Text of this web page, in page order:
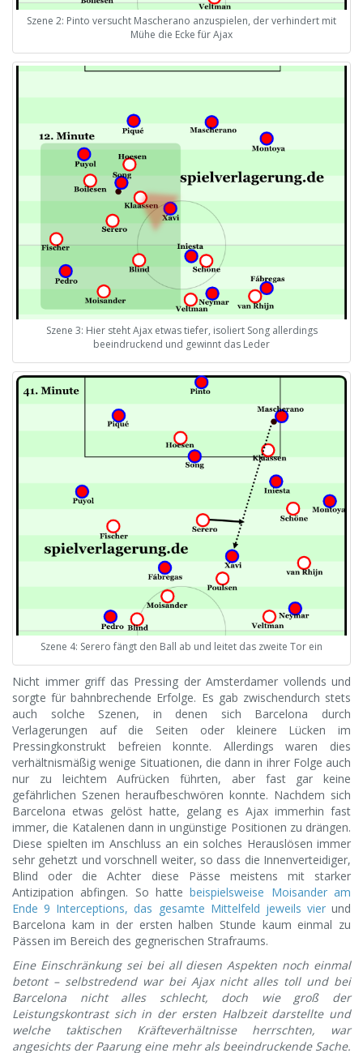
Szene 2: Pinto versucht Mascherano anzuspielen, der verhindert mit
Mühe die Ecke für Ajax
Szene 3: Hier steht Ajax etwas tiefer, isoliert Song allerdings
beeindruckend und gewinnt das Leder
Szene 4: Serero fängt den Ball ab und leitet das zweite Tor ein
Nicht immer griff das Pressing der Amsterdamer vollends und
sorgte für bahnbrechende Erfolge. Es gab zwischendurch stets
auch solche Szenen, in denen sich Barcelona durch
Verlagerungen auf die Seiten oder kleinere Lücken im
Pressingkonstrukt befreien konnte. Allerdings waren dies
verhältnismäßig wenige Situationen, die dann in ihrer Folge auch
nur zu leichtem Aufrücken führten, aber fast gar keine
gefährlichen Szenen heraufbeschwören konnte. Nachdem sich
Barcelona etwas gelöst hatte, gelang es Ajax immerhin fast
immer, die Katalenen dann in ungünstige Positionen zu drängen.
Diese spielten im Anschluss an ein solches Herauslösen immer
sehr gehetzt und vorschnell weiter, so dass die Innenverteidiger,
Blind oder die Achter diese Pässe meistens mit starker
Antizipation abfingen. So hattebeispielsweise Moisander am
Ende 9 Interceptions, das gesamte Mittelfeld jeweils vierund
Barcelona kam in der ersten halben Stunde kaum einmal zu
Pässen im Bereich des gegnerischen Strafraums.
Eine Einschränkung sei bei all diesen Aspekten noch einmal
betont – selbstredend war bei Ajax nicht alles toll und bei
Barcelona nicht alles schlecht, doch wie groß der
Leistungskontrast sich in der ersten Halbzeit darstellte und
welche taktischen Kräfteverhältnisse herrschten, war
angesichts der Paarung eine mehr als beeindruckende Sache.